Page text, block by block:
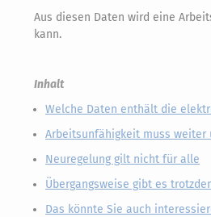
Aus diesen Daten wird eine
kann.
Inhalt
Welche Daten enthält die
Arbeitsunfähigkeit muss weiter
Neuregelung gilt nicht für alle
Übergangsweise gibt es
Das könnte Sie auch